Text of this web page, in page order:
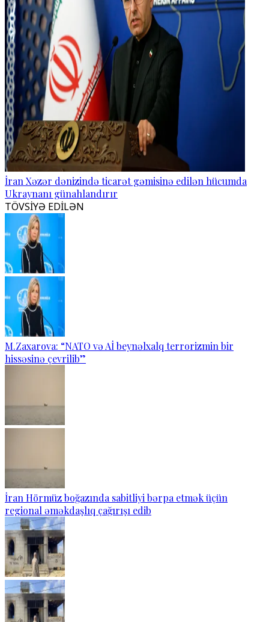
İran Xəzər dənizində ticarət gəmisinə edilən hücumda
Ukraynanı günahlandırır
TÖVSİYƏ EDİLƏN
M.Zaxarova: “NATO və Aİ beynəlxalq terrorizmin bir
hissəsinə çevrilib”
İran Hörmüz boğazında sabitliyi bərpa etmək üçün
regional əməkdaşlıq çağırışı edib